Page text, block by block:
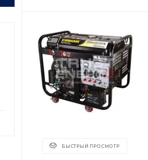
БЫСТРЫЙ ПРОСМОТР